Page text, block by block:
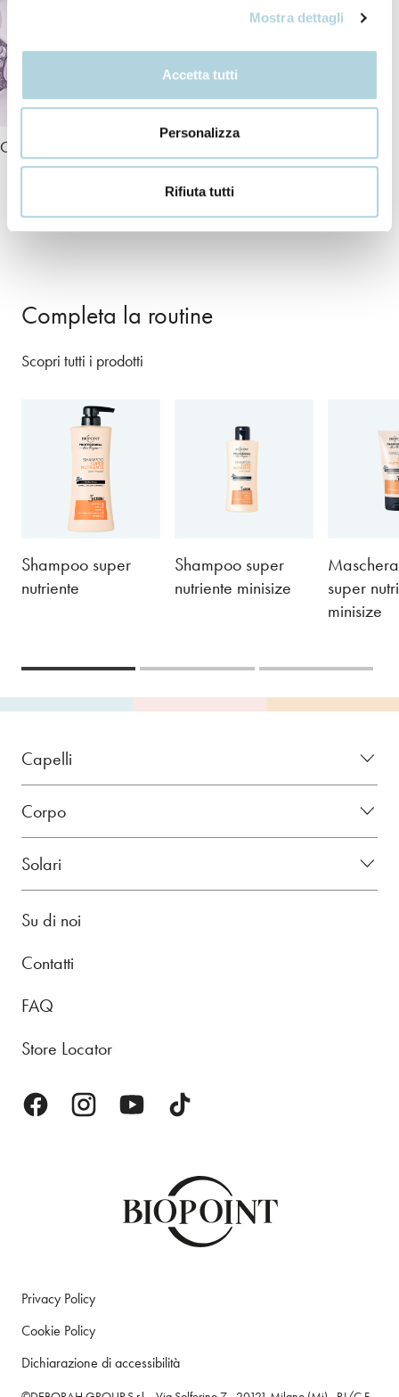
Mostra dettagli
Accetta tutti
Personalizza
Rifiuta tutti
Ceramidi
+ INCI
Completa la routine
Scopri tutti i prodotti
Shampoo super
nutriente
Shampoo super
nutriente minisize
super
minisize
Capelli
Corpo
Solari
Su di noi
Contatti
FAQ
Store Locator
Privacy Policy
Cookie Policy
Dichiarazione di accessibilità